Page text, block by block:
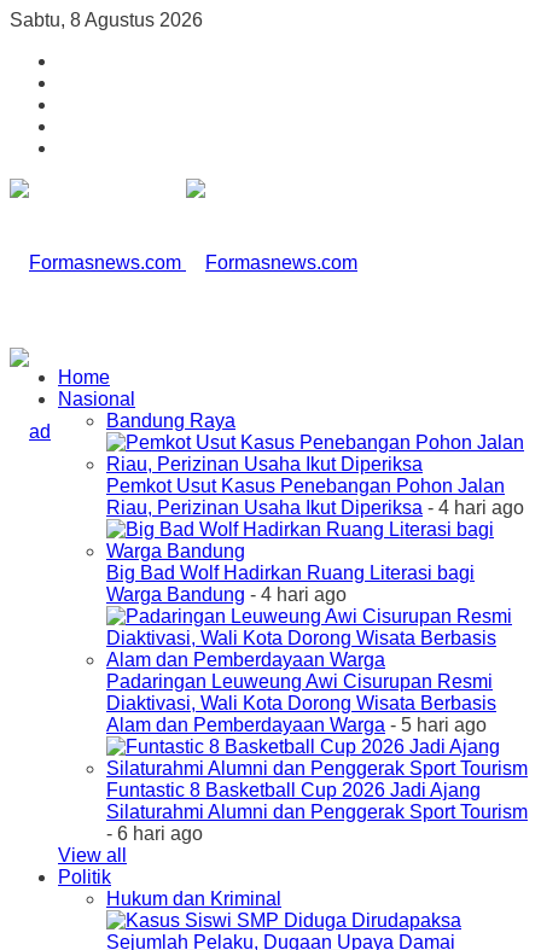
Sabtu, 8 Agustus 2026
Home
Nasional
Bandung Raya
Pemkot Usut Kasus Penebangan Pohon Jalan
Riau, Perizinan Usaha Ikut Diperiksa - 4 hari ago
Big Bad Wolf Hadirkan Ruang Literasi bagi
Warga Bandung - 4 hari ago
Padaringan Leuweung Awi Cisurupan Resmi
Diaktivasi, Wali Kota Dorong Wisata Berbasis
Alam dan Pemberdayaan Warga - 5 hari ago
Funtastic 8 Basketball Cup 2026 Jadi Ajang
Silaturahmi Alumni dan Penggerak Sport Tourism
- 6 hari ago
View all
Politik
Hukum dan Kriminal